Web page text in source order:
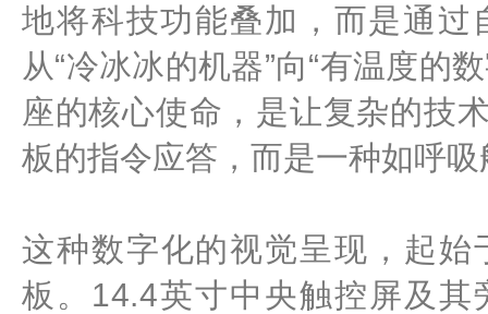
地将科技功能叠加，而是通过
从“冷冰冰的机器”向“有温度的
座的核心使命，是让复杂的技
板的指令应答，而是一种如呼
这种数字化的视觉呈现，起
板。14.4英寸中央触控屏及